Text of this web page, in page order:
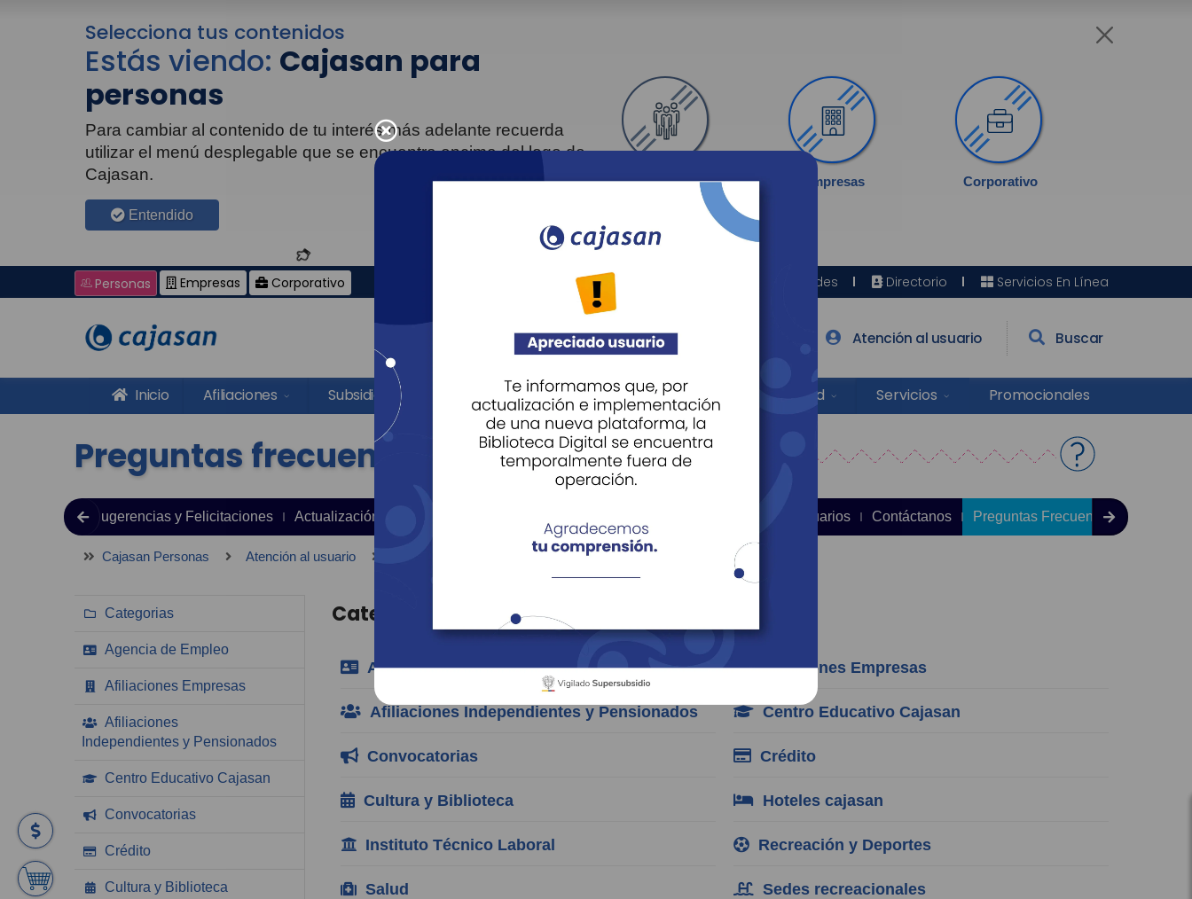
Selecciona tus contenidos
Estás viendo: Cajasan para
personas
Para cambiar al contenido de tu interés más adelante recuerda
utilizar el menú desplegable que se encuentra encima del logo de
Cajasan.
Entendido
Personas Empresas Corporativo
Personas Empresas Corporativo Sedes Directorio Servicios En Línea
Agéndate Atención al usuario Buscar
Inicio Afiliaciones Subsidios Recreación Educación Cultura Salud Servicios Promocionales
Preguntas frecuentes
Reclamos Sugerencias y Felicitaciones Actualización de Datos Derechos y Deberes de los Afiliados, Beneficiarios y Usuarios Contáctanos Preguntas Frecuentes
Cajasan Personas Atención al usuario
Categorias
Agencia de Empleo
Afiliaciones Empresas
Afiliaciones
Independientes y Pensionados
Centro Educativo Cajasan
Convocatorias
Crédito
Cultura y Biblioteca
Categorias
Agencia de Empleo Afiliaciones Empresas
Afiliaciones Independientes y Pensionados Centro Educativo Cajasan
Convocatorias Crédito
Cultura y Biblioteca Hoteles cajasan
Instituto Técnico Laboral Recreación y Deportes
Salud Sedes recreacionales